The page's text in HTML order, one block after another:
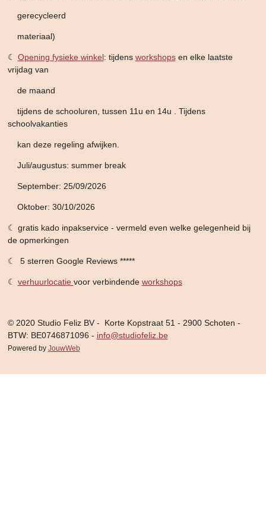
gerecycleerd
materiaal)
☾ Opening fysieke winkel: tijdens workshopsen elke laatste
vrijdag van
de maand
tijdens de schooluren, tussen 11u en 14u . Tijdens
schoolvakanties
kan dezeregeling afwijken.
Juli/augustus: summer break
September: 25/09/2026
Oktober: 30/10/2026
☾ gratis kado inpakservice - vermeld even welke gelegenheid bij
de opmerkingen
☾ 5 sterren Google Reviews *****
☾ verhuurlocatie voor verbindende workshops
© 2020 Studio Feliz BV - Korte Kopstraat 51 - 2900 Schoten -
BTW: BE0746871096 - info@studiofeliz.be
Powered by JouwWeb